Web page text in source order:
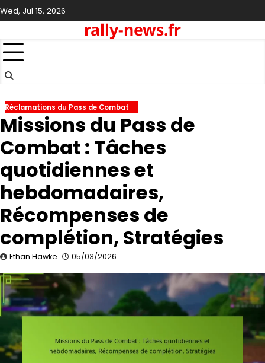
Skip
to
Wed, Jul 15, 2026
rally-news.fr
Réclamations du Pass de Combat
Missions du Pass de
Combat : Tâches
quotidiennes et
hebdomadaires,
Récompenses de
complétion, Stratégies
Ethan Hawke 05/03/2026